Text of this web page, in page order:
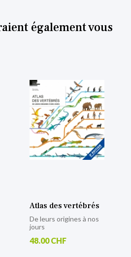
également vous
Atlas des vertébrés
De leurs origines à nos
jours
48.00 CHF